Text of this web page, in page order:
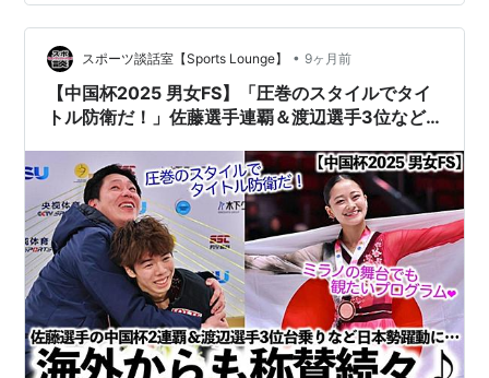
ファンの方々からはスピード狂の2人には不向きである旨
が語られる一方、強い絆で結ばれた2人の力強いFSでの逆
転が祈られていました。 youtu.be そんな2人が挑んだFS
では驚愕の場…
スポーツ談話室【Sports Lounge】 • 9ヶ月前
【中国杯2025 男女FS】「圧巻のスタイルでタイ
トル防衛だ！」佐藤選手連覇＆渡辺選手3位など